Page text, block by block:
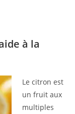
à la
Le citron est
un fruit aux
multiples